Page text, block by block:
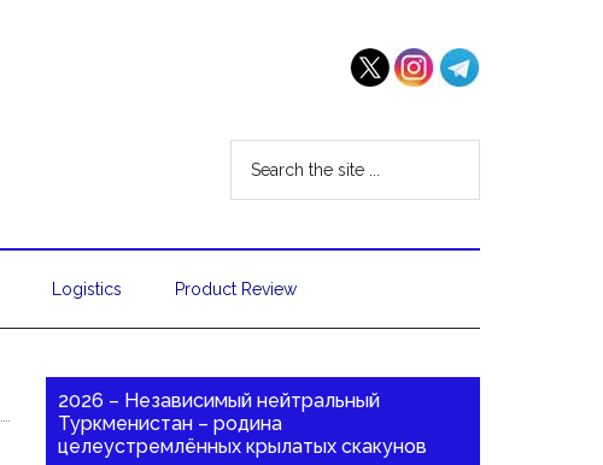
Logistics Product Review
2026 – Независимый нейтральный
Туркменистан – родина
целеустремлённых крылатых скакунов